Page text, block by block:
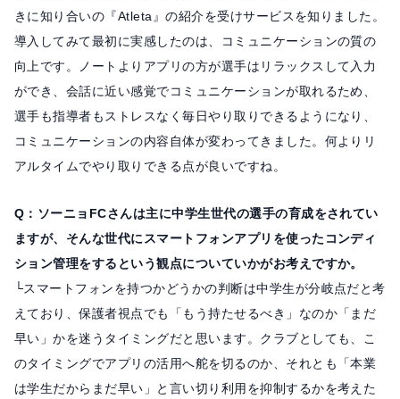
きに知り合いの『Atleta』の紹介を受けサービスを知りました。
導入してみて最初に実感したのは、コミュニケーションの質の
向上です。ノートよりアプリの方が選手はリラックスして入力
ができ、会話に近い感覚でコミュニケーションが取れるため、
選手も指導者もストレスなく毎日やり取りできるようになり、
コミュニケーションの内容自体が変わってきました。何よりリ
アルタイムでやり取りできる点が良いですね。
Q：ソーニョFCさんは主に中学生世代の選手の育成をされてい
ますが、そんな世代にスマートフォンアプリを使ったコンディ
ション管理をするという観点についていかがお考えですか。
└スマートフォンを持つかどうかの判断は中学生が分岐点だと考
えており、保護者視点でも「もう持たせるべき」なのか「まだ
早い」かを迷うタイミングだと思います。クラブとしても、こ
のタイミングでアプリの活用へ舵を切るのか、それとも「本業
は学生だからまだ早い」と言い切り利用を抑制するかを考えた